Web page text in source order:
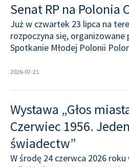
Senat RP na Polonia
Już w czwartek 23 lipca na
rozpoczyna się,
Spotkanie Młodej Polonii
2026-07-21
Wystawa „Głos
Czerwiec 1956.
świadectw”
W środę 24 czerwca 2026